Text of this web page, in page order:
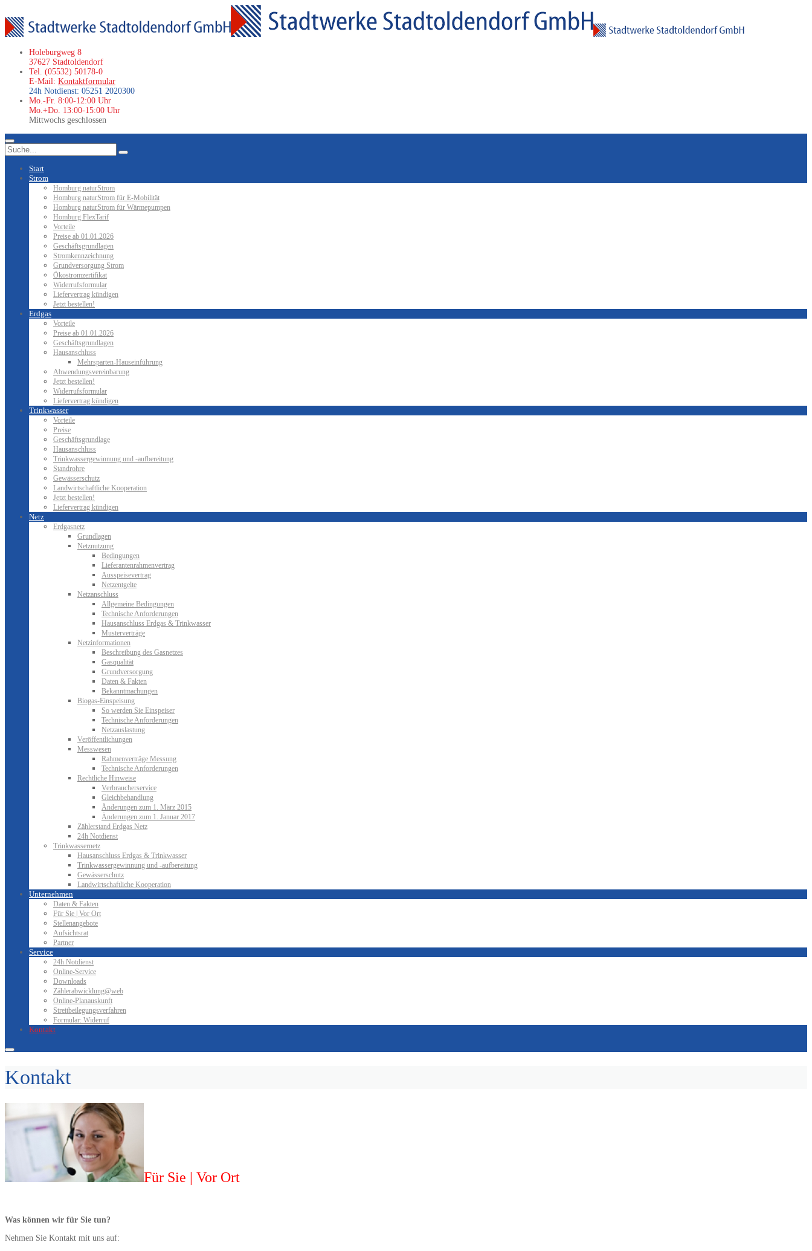
Holeburgweg 8
37627 Stadtoldendorf
Tel. (05532) 50178-0
E-Mail: Kontaktformular
24h Notdienst: 05251 2020300
Mo.-Fr. 8:00-12:00 Uhr
Mo.+Do. 13:00-15:00 Uhr
Mittwochs geschlossen
Start
Strom
Homburg naturStrom
Homburg naturStrom für E-Mobilität
Homburg naturStrom für Wärmepumpen
Homburg FlexTarif
Vorteile
Preise ab 01.01.2026
Geschäftsgrundlagen
Stromkennzeichnung
Grundversorgung Strom
Ökostromzertifikat
Widerrufsformular
Liefervertrag kündigen
Jetzt bestellen!
Erdgas
Vorteile
Preise ab 01.01.2026
Geschäftsgrundlagen
Hausanschluss
Mehrsparten-Hauseinführung
Abwendungsvereinbarung
Jetzt bestellen!
Widerrufsformular
Liefervertrag kündigen
Trinkwasser
Vorteile
Preise
Geschäftsgrundlage
Hausanschluss
Trinkwassergewinnung und -aufbereitung
Standrohre
Gewässerschutz
Landwirtschaftliche Kooperation
Jetzt bestellen!
Liefervertrag kündigen
Netz
Erdgasnetz
Grundlagen
Netznutzung
Bedingungen
Lieferantenrahmenvertrag
Ausspeisevertrag
Netzentgelte
Netzanschluss
Allgemeine Bedingungen
Technische Anforderungen
Hausanschluss Erdgas & Trinkwasser
Musterverträge
Netzinformationen
Beschreibung des Gasnetzes
Gasqualität
Grundversorgung
Daten & Fakten
Bekanntmachungen
Biogas-Einspeisung
So werden Sie Einspeiser
Technische Anforderungen
Netzauslastung
Veröffentlichungen
Messwesen
Rahmenverträge Messung
Technische Anforderungen
Rechtliche Hinweise
Verbraucherservice
Gleichbehandlung
Änderungen zum 1. März 2015
Änderungen zum 1. Januar 2017
Zählerstand Erdgas Netz
24h Notdienst
Trinkwassernetz
Hausanschluss Erdgas & Trinkwasser
Trinkwassergewinnung und -aufbereitung
Gewässerschutz
Landwirtschaftliche Kooperation
Unternehmen
Daten & Fakten
Für Sie | Vor Ort
Stellenangebote
Aufsichtsrat
Partner
Service
24h Notdienst
Online-Service
Downloads
Zählerabwicklung@web
Online-Planauskunft
Streitbeilegungsverfahren
Formular: Widerruf
Kontakt
Kontakt
Für Sie | Vor Ort
Was können wir für Sie tun?
Nehmen Sie Kontakt mit uns auf: